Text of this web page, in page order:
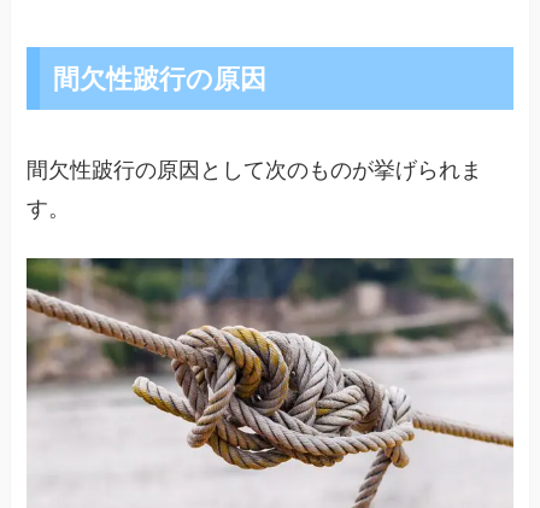
間欠性跛行の原因
間欠性跛行の原因として次のものが挙げられま
す。